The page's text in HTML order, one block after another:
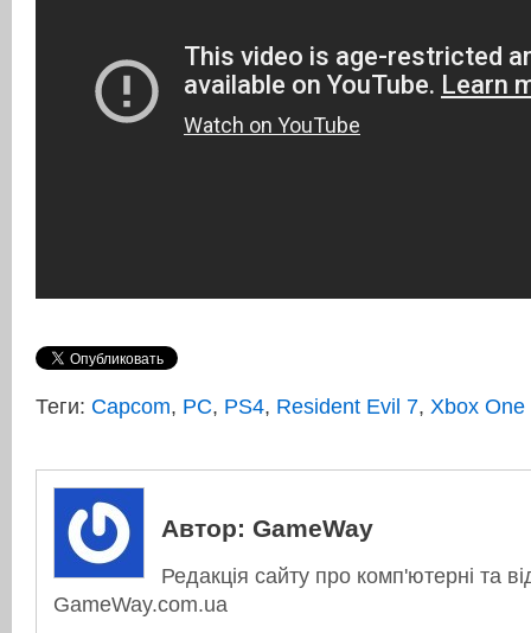
Теги: Capcom, PC, PS4, Resident Evil 7, Xbox One
Автор: GameWay
Редакція сайту про комп'ютерні та
GameWay.com.ua